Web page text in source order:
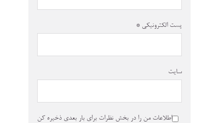
پست الکترونیکی *
سایت
اطلاعات من را در بخش نظرات برای بار بعدی ذخیره کن